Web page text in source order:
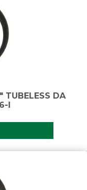
TUBELESS DA
I